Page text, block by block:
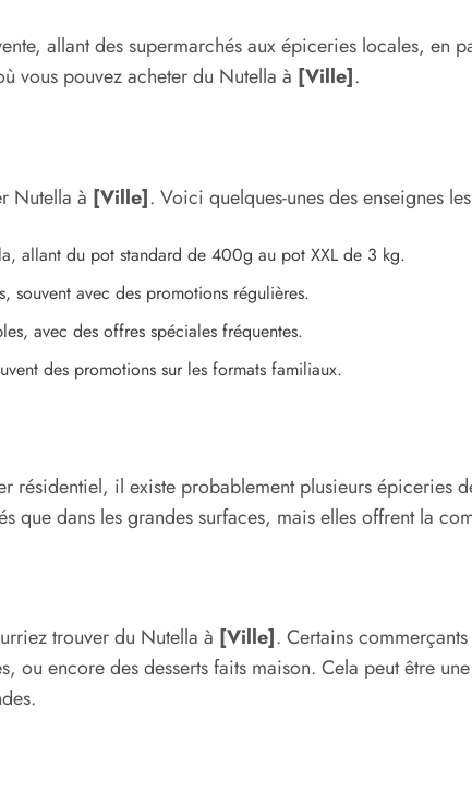
allant des supermarchés aux épiceries locales, en
vous pouvez acheter du Nutella à [Ville].
Nutella à [Ville]. Voici quelques-unes des enseignes
allant du pot standard de 400g au pot XXL de 3 kg.
souvent avec des promotions régulières.
avec des offres spéciales fréquentes.
des promotions sur les formats familiaux.
résidentiel, il existe probablement plusieurs épiceries
que dans les grandes surfaces, mais elles offrent la
trouver du Nutella à [Ville]. Certains
ou encore des desserts faits maison. Cela peut être